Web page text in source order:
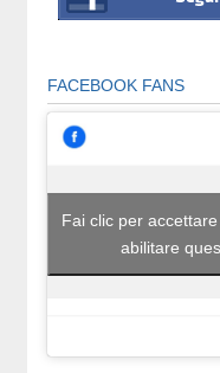
FACEBOOK FANS
Fai clic per
abilitare